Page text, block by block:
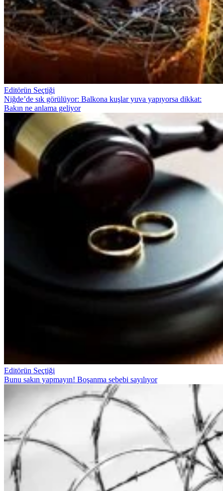
Editörün Seçtiği
Niğde’de sık görülüyor: Balkona kuşlar yuva yapıyorsa dikkat:
Bakın ne anlama geliyor
Editörün Seçtiği
Bunu sakın yapmayın! Boşanma sebebi sayılıyor